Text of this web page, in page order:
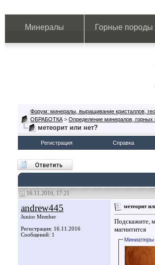
Минералы Горные породы
Форум: минералы, выращивание кристаллов,
ОБРАБОТКА > Определение минералов, горных
метеорит или нет?
Регистрация Справка
16.11.2016, 17:21
andrew445
Junior Member
Регистрация: 16.11.2016
Сообщений: 1
метеорит
Подскажите,
магнитится
Миниатюры